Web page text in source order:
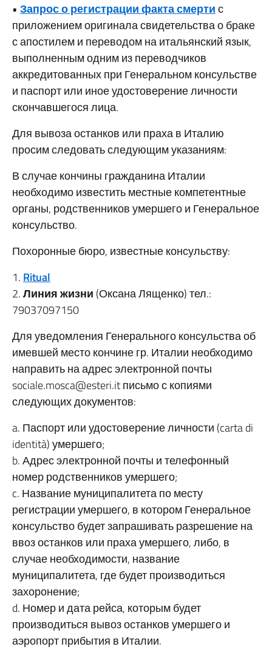
• Запрос о регистрации факта смертис
приложением оригинала свидетельства о браке
с апостилем и переводом на итальянский язык,
выполненным одним из переводчиков
аккредитованных при Генеральном консульстве
и паспорт или иное удостоверение личности
скончавшегося лица.
Для вывоза останков или праха в Италию
просим следовать следующим указаниям:
В случае кончины гражданина Италии
необходимо известить местные компетентные
органы, родственников умершего и Генеральное
консульство.
Похоронные бюро, известные консульству:
1. Ritual
2.Линия жизни (Оксана Лященко) тел.:
79037097150
Для уведомления Генерального консульства об
имевшей место кончине гр. Италии необходимо
направить на адрес электронной почты
sociale.mosca@esteri.it письмо с копиями
следующих документов:
a. Паспорт или удостоверение личности (carta di
identità) умершего;
b. Адрес электронной почты и телефонный
номер родственников умершего;
c. Название муниципалитета по месту
регистрации умершего, в котором Генеральное
консульство будет запрашивать разрешение на
ввоз останков или праха умершего, либо, в
случае необходимости, название
муниципалитета, где будет производиться
захоронение;
d. Номер и дата рейса, которым будет
производиться вывоз останков умершего и
аэропорт прибытия в Италии.